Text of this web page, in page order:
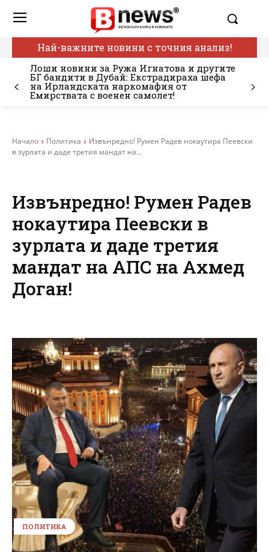
Най-важните новини с точния анализ!
Лоши новини за Ружа Игнатова и другите
БГ бандити в Дубай: Екстрадираха шефа
на Ирландската наркомафия от
Емирствата с военен самолет!
Начало Политика
Извънредно! Румен Радев нокаутира Пеевски
в зурлата и даде третия мандат на...
Извънредно! Румен Радев
нокаутира Пеевски в
зурлата и даде третия
мандат на АПС на Ахмед
Доган!
ПОЛИТИКА